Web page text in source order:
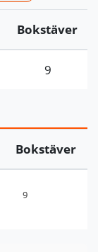
Bokstäver
9
Bokstäver
9